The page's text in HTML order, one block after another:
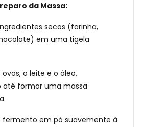
da Massa:
secos (farinha,
em uma tigela
o leite e o óleo,
até formar uma massa
fermento em pó suavemente à